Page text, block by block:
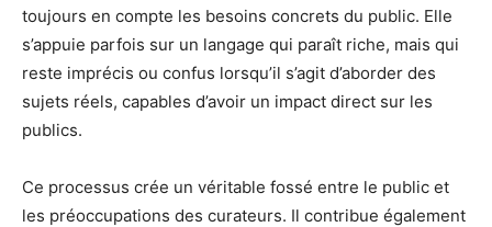
toujours en compte les besoins concrets du public. Elle
s’appuie parfois sur un langage qui paraît riche, mais qui
reste imprécis ou confus lorsqu’il s’agit d’aborder des
sujets réels, capables d’avoir un impact direct sur les
publics.
Ce processus crée un véritable fossé entre le public et
les préoccupations des curateurs. Il contribue également